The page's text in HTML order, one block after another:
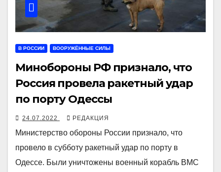
В РОССИИ ВООРУЖЁННЫЕ СИЛЫ
Минобороны РФ признало, что
Россия провела ракетный удар
по порту Одессы
24.07.2022 РЕДАКЦИЯ
Министерство обороны России признало, что
провело в субботу ракетный удар по порту в
Одессе. Были уничтожены военный корабль ВМС